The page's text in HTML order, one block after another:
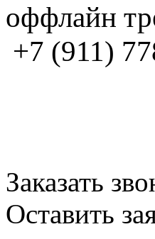
оффлайн
+7 (911)
Заказать
Оставить